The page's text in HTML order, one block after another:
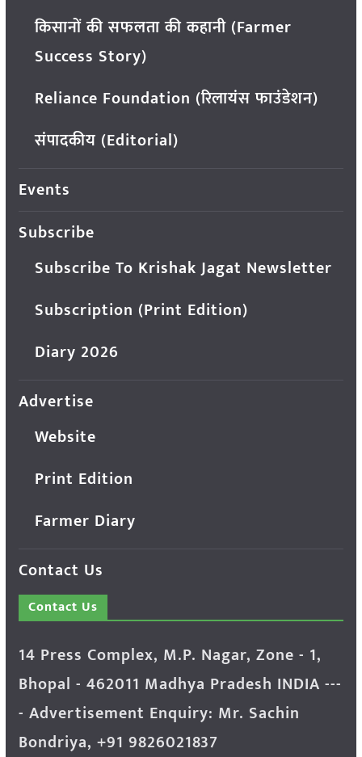
किसानों की सफलता की कहानी (Farmer
Success Story)
Reliance Foundation (रिलायंस फाउंडेशन)
संपादकीय (Editorial)
Events
Subscribe
Subscribe To Krishak Jagat Newsletter
Subscription (Print Edition)
Diary 2026
Advertise
Website
Print Edition
Farmer Diary
Contact Us
Contact Us
14 Press Complex, M.P. Nagar, Zone - 1,
Bhopal - 462011 Madhya Pradesh INDIA ---
- Advertisement Enquiry: Mr. Sachin
Bondriya, +91 9826021837